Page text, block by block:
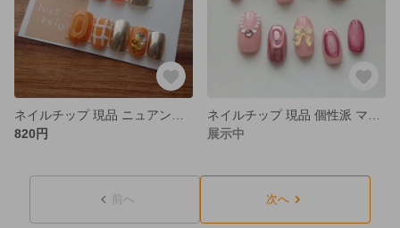
820円
展示中
前へ 次へ